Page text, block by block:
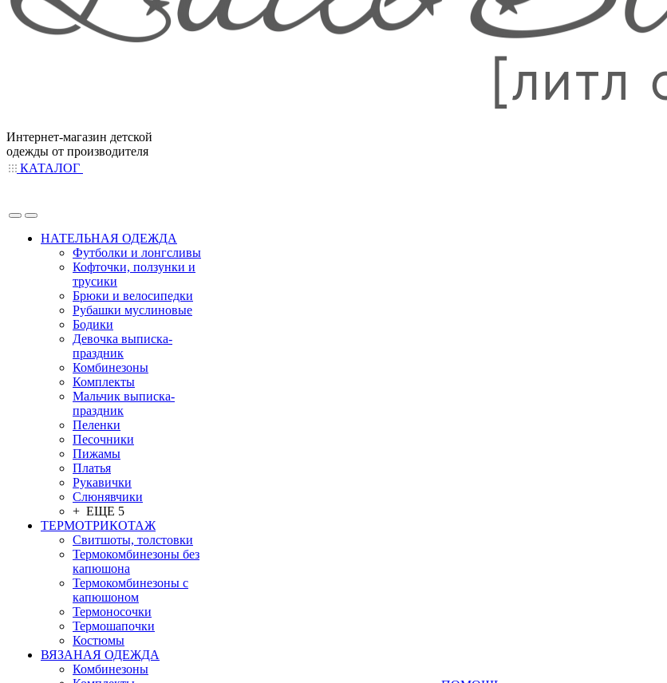
Интернет-магазин детской
одежды от производителя
КАТАЛОГ
НАТЕЛЬНАЯ ОДЕЖДА
Футболки и лонгсливы
Кофточки, ползунки и
трусики
Брюки и велосипедки
Рубашки муслиновые
Бодики
Девочка выписка-
праздник
Комбинезоны
Комплекты
Мальчик выписка-
праздник
Пеленки
Песочники
Пижамы
Платья
Рукавички
Слюнявчики
+ ЕЩЕ 5
ТЕРМОТРИКОТАЖ
Свитшоты, толстовки
Термокомбинезоны без
капюшона
Термокомбинезоны с
капюшоном
Термоносочки
Термошапочки
Костюмы
ВЯЗАНАЯ ОДЕЖДА
Комбинезоны